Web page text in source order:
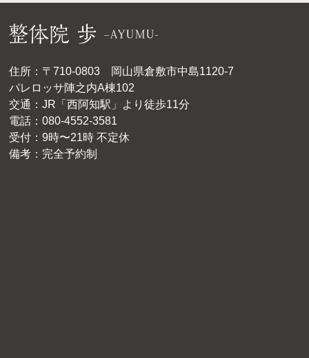
住所：〒710-0803 岡山県倉敷市中島1120-7
パレロッサ陣之内A棟102
交通：JR「西阿知駅」より徒歩11分
電話：080-4552-3581
受付：9時〜21時 不定休
備考：完全予約制